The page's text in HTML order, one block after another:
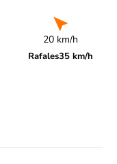
20 km/h
Rafales35 km/h